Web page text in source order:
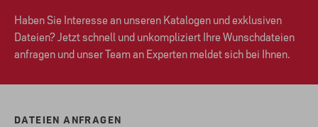
Haben Sie Interesse an unseren Katalogen und exklusiven
Dateien? Jetzt schnell und unkompliziert Ihre Wunschdateien
anfragen und unser Team an Experten meldet sich bei Ihnen.
DATEIEN ANFRAGEN